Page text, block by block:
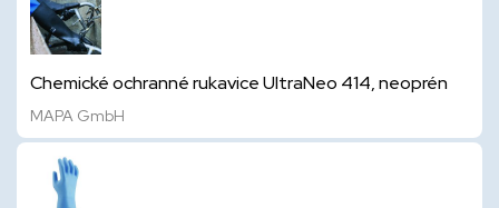
Chemické ochranné rukavice UltraNeo 414, neoprén
MAPA GmbH